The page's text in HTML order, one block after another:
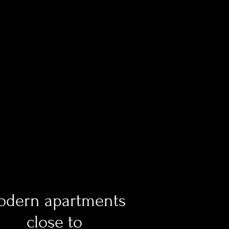
apartments
close to